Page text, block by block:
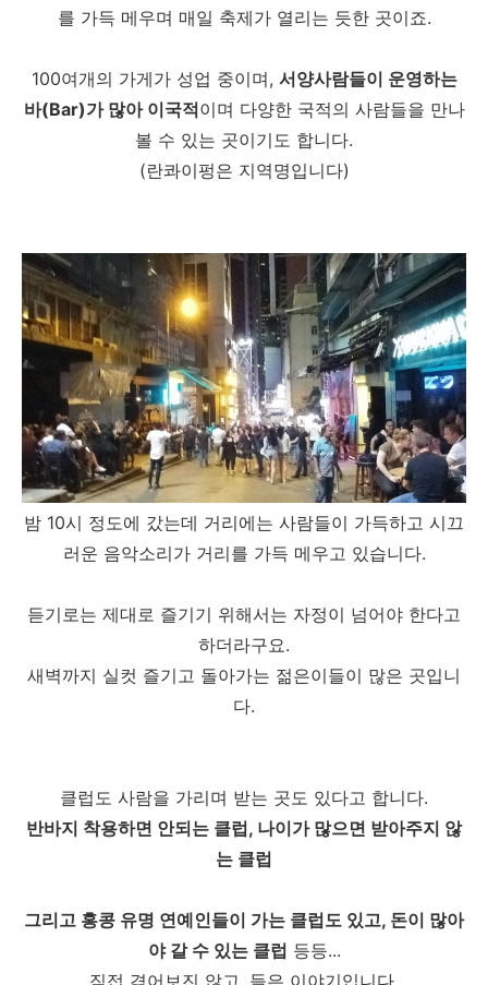
를 가득 메우며 매일 축제가 열리는 듯한 곳이죠.
100여개의 가게가 성업 중이며, 서양사람들이 운영하는
바(Bar)가 많아 이국적이며 다양한 국적의 사람들을 만나
볼 수 있는 곳이기도 합니다.
(란콰이펑은 지역명입니다)
밤 10시 정도에 갔는데 거리에는 사람들이 가득하고 시끄
러운 음악소리가 거리를 가득 메우고 있습니다.
듣기로는 제대로 즐기기 위해서는 자정이 넘어야 한다고
하더라구요.
새벽까지 실컷 즐기고 돌아가는 젊은이들이 많은 곳입니
다.
클럽도 사람을 가리며 받는 곳도 있다고 합니다.
반바지 착용하면 안되는 클럽, 나이가 많으면 받아주지 않
는 클럽
그리고 홍콩 유명 연예인들이 가는 클럽도 있고, 돈이 많아
야 갈 수 있는 클럽 등등...
직접 겪어보진 않고, 들은 이야기입니다.